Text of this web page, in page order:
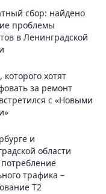
сбор: найдено
проблемы
в Ленинградской
которого хотят
за ремонт
с «Новыми
и
области
потребление
трафика –
T2